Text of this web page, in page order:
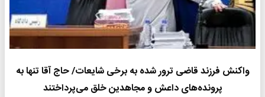
واکنش فرزند قاضی ترور شده به برخی شایعات/ حاج آقا تنها به
پرونده‌های داعش و مجاهدین خلق می‌‌پرداختند